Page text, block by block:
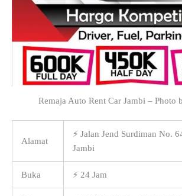
Remaja Auto Rent Car Jambi – Photo
Alamat
⚡ Jalan Jend Surdiman No.
Jambi
Buka ⚡ 24 Jam